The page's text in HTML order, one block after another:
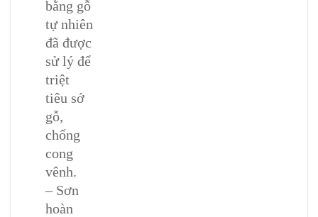
bằng gỗ
tự nhiên
đã được
sử lý để
triệt
tiêu sớ
gỗ,
chống
cong
vênh.
– Sơn
hoàn